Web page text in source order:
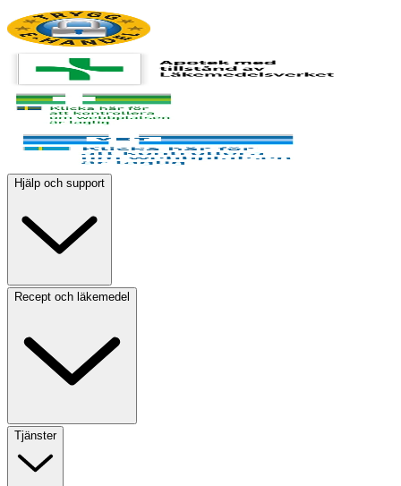
Hjälp och support
Recept och läkemedel
Tjänster